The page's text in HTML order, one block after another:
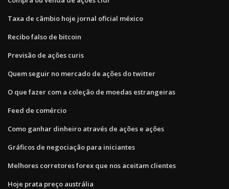
Taxa de câmbio hoje jornal oficial méxico
Recibo falso de bitcoin
Previsão de ações curis
Quem seguir no mercado de ações do twitter
O que fazer com a coleção de moedas estrangeiras
Feed de comércio
Como ganhar dinheiro através de ações e ações
Gráficos de negociação para iniciantes
Melhores corretores forex que nos aceitam clientes
Hoje prata preço austrália